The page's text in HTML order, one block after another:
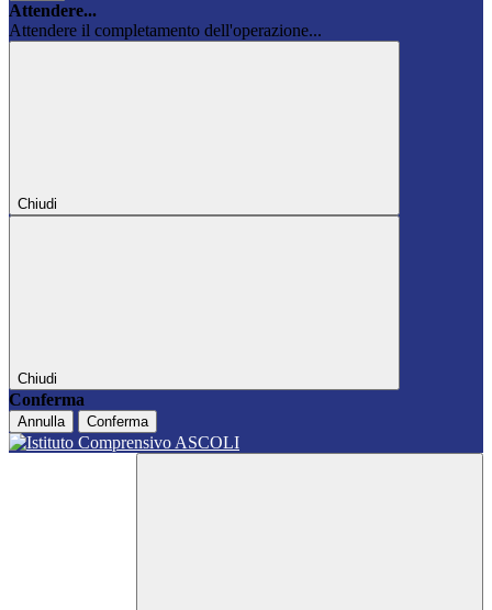
Attendere...
Attendere il completamento dell'operazione...
Chiudi
Chiudi
Conferma
Annulla Conferma